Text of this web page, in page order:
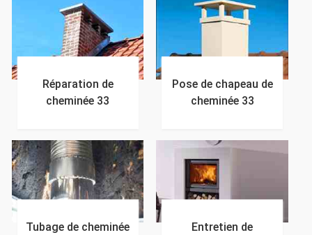
Réparation de
cheminée 33
Pose de chapeau de
cheminée 33
Tubage de cheminée
Entretien de